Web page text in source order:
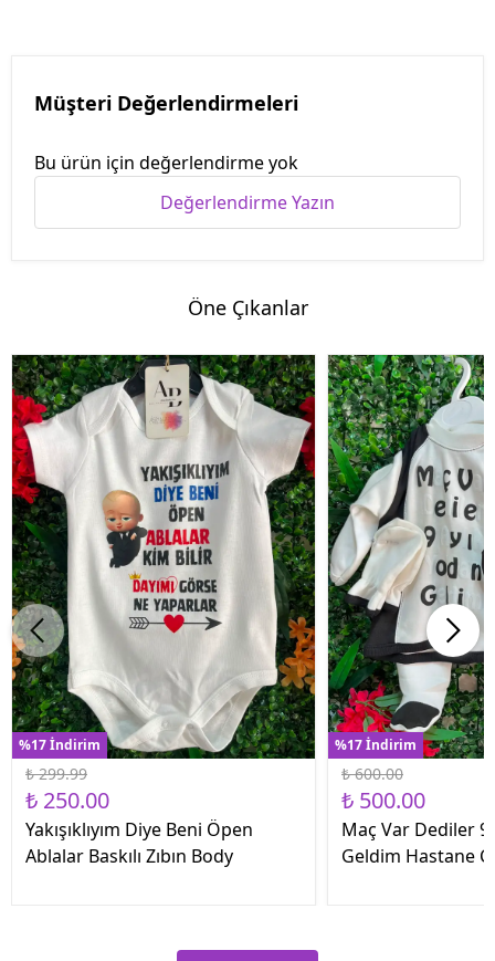
Müşteri Değerlendirmeleri
Bu ürün için değerlendirme yok
Değerlendirme Yazın
Öne Çıkanlar
%17 İndirim
₺ 299.99
₺ 250.00
Yakışıklıyım Diye Beni Öpen
Ablalar Baskılı Zıbın Body
%17 İndirim
₺ 600.00
₺ 500.00
Maç Var Dediler 9
Geldim Hastane